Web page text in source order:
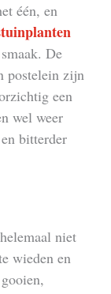
één, en
De
postelein zijn
een
wel weer
bitterder
niet
wieden en